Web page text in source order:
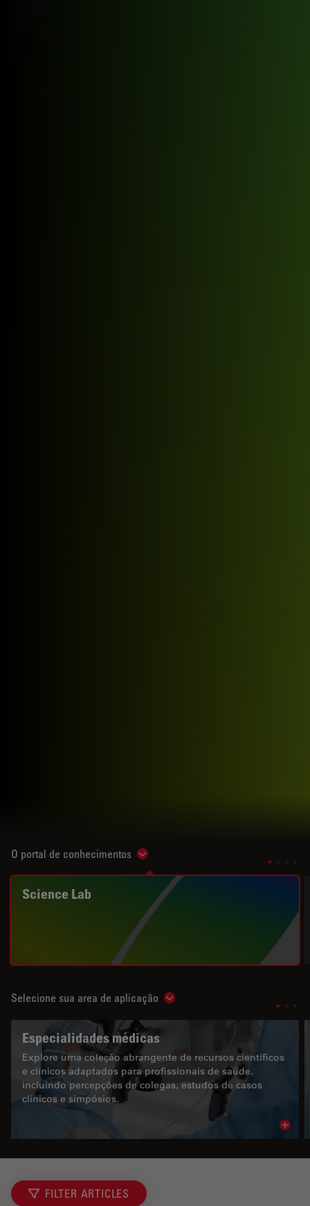
O portal de conhecimentos Show subnavigation
Science Lab
Selecione sua area de aplicação Show subnavigation
Especialidades médicas
Explore uma coleção abrangente de recursos científicos
e clínicos adaptados para profissionais de saúde,
incluindo percepções de colegas, estudos de casos
clínicos e simpósios.
FILTER ARTICLES